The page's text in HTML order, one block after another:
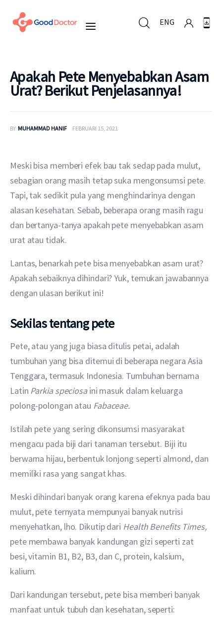
ENG
Mengapa Good Doctor
Berita
Layanan
Apakah Pete Menyebabkan Asam
Urat? Berikut Penjelasannya!
BY MUHAMMAD HANIF FEBRUARI 15, 2021
Meski bisa memberi efek bau tak sedap pada mulut,
sebagian orang masih tetap suka mengonsumsi pete.
Tapi, tak sedikit pula yang menghindarinya dengan
alasan kesehatan. Sebab, beberapa orang masih ragu
dan bertanya-tanya apakah pete menyebabkan asam
urat atau tidak.
Lantas, benarkah pete bisa menyebabkan asam urat?
Apakah sebaiknya dihindari? Yuk, temukan jawabannya
dengan ulasan berikut ini!
Sekilas tentang pete
Pete, atau yang juga biasa ditulis petai, adalah
tumbuhan yang bisa ditemui di beberapa negara Asia
Tenggara, termasuk Indonesia. Tumbuhan bernama
Latin Parkia speciosa ini masuk dalam keluarga
polong-polongan atau Fabaceae.
Istilah pete yang sering dikonsumsi masyarakat
mengacu pada biji dari tanaman tersebut. Biji itu
berwarna hijau, berbentuk lonjong seperti almond, dan
memiliki rasa yang sangat khas.
Meski dihindari banyak orang karena efeknya pada bau
mulut, pete ternyata mempunyai banyak nutrisi
menyehatkan, lho. Dikutip dari Health Benefits Times,
pete membawa banyak kandungan gizi seperti zat
besi, vitamin B1, B2, B3, dan C, protein, kalsium,
kalium.
Dari kandungan tersebut, pete bisa memberi banyak
manfaat untuk tubuh dan kesehatan, seperti: